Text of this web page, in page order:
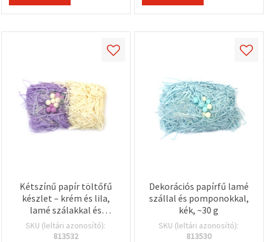
Kétszínű papír töltőfű
készlet – krém és lila,
lamé szálakkal és
pomponokkal, kb. 30 g
SKU (leltári azonosító):
813532
Dekorációs papírfű lamé
szállal és pomponokkal,
kék, ~30 g
SKU (leltári azonosító):
813530